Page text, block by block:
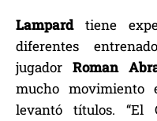
Lampardtiene
diferentes
jugador Roman
mucho
levantó títulos. “El